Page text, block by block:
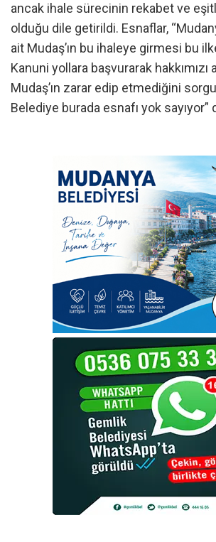
ancak ihale sürecinin rekabet ve
olduğu dile getirildi. Esnaflar,
ait Mudaş’ın bu ihaleye girmesi bu
Kanuni yollara başvurarak hakkımızı
Mudaş’ın zarar edip etmediğini
Belediye burada esnafı yok sayıyor”